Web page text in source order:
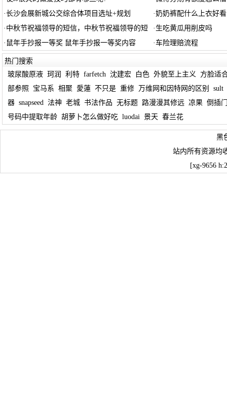
·长沙会展新城公交综合体项目选址+规划 ·奶奶裤配什么上衣好看
· 中秋节祝福领导的短信，中秋节祝福领导的短 · 生吃黄瓜用削皮吗
· 鼠年手抄报一等奖 鼠年手抄报一等奖内容 ·车险理赔流程
热门搜索
玻尿酸原液 珂润 利特 farfetch 沈建宏 白色 外貌至上主义
方脸适
部参照
宝马系 相聚 愛蓮 不只是 重修 万维网和因特网的区别
sult
器 snapseed 法神 老城 书法作品 无标题 路漫漫其修远 凉果 倒插
号码中提取年龄 胡萝卜怎么做好吃 luodai 景天 春兰花
黑
站内所有资源均
[xg-9656